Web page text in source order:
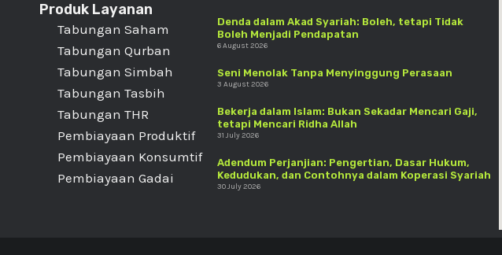
Produk Layanan
Tabungan Saham
Tabungan Qurban
Tabungan Simbah
Tabungan Tasbih
Tabungan THR
Pembiayaan Produktif
Pembiayaan Konsumtif
Pembiayaan Gadai
Denda dalam Akad Syariah: Boleh, tetapi Tidak
Boleh Menjadi Pendapatan
6 August 2026
Seni Menolak Tanpa Menyinggung Perasaan
3 August 2026
Bekerja dalam Islam: Bukan Sekadar Mencari Gaji,
tetapi Mencari Ridha Allah
31 July 2026
Adendum Perjanjian: Pengertian, Dasar Hukum,
Kedudukan, dan Contohnya dalam Koperasi Syariah
30 July 2026